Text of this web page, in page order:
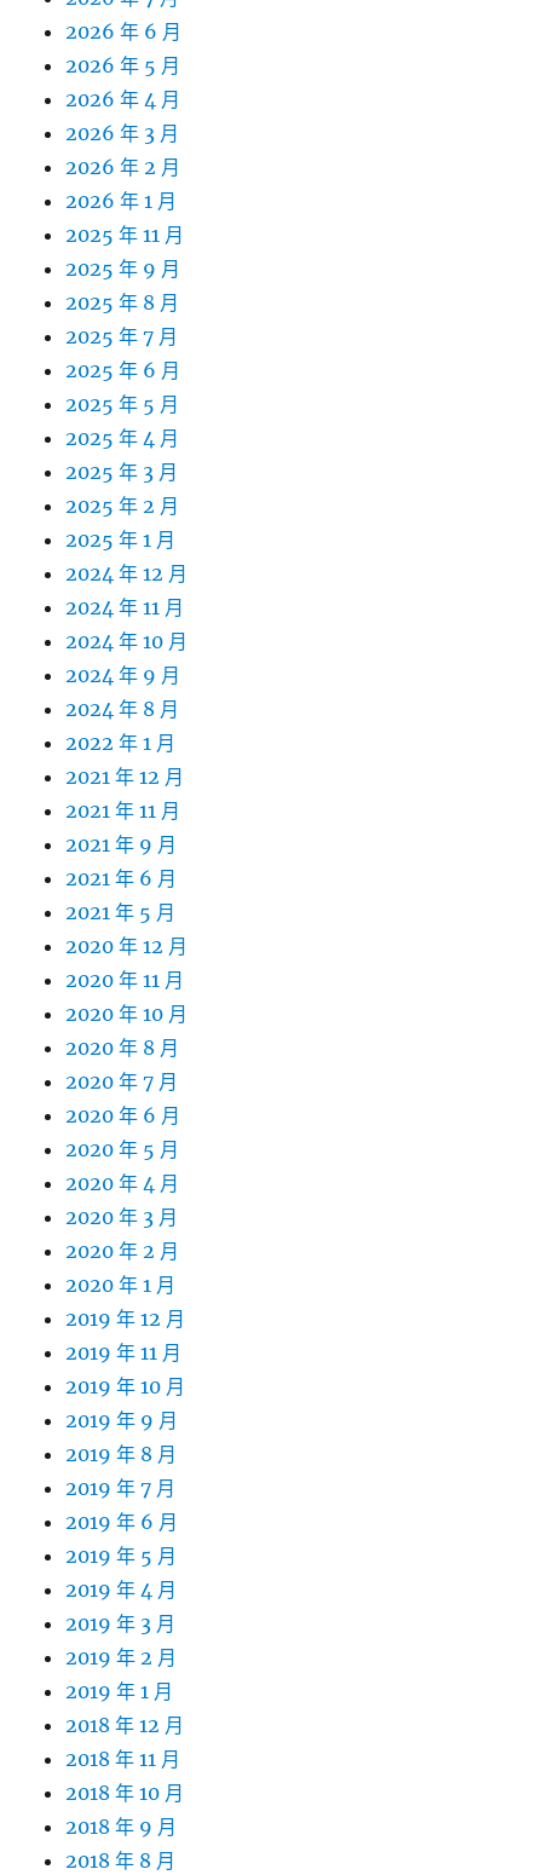
2026 年 6 月
2026 年 5 月
2026 年 4 月
2026 年 3 月
2026 年 2 月
2026 年 1 月
2025 年 11 月
2025 年 9 月
2025 年 8 月
2025 年 7 月
2025 年 6 月
2025 年 5 月
2025 年 4 月
2025 年 3 月
2025 年 2 月
2025 年 1 月
2024 年 12 月
2024 年 11 月
2024 年 10 月
2024 年 9 月
2024 年 8 月
2022 年 1 月
2021 年 12 月
2021 年 11 月
2021 年 9 月
2021 年 6 月
2021 年 5 月
2020 年 12 月
2020 年 11 月
2020 年 10 月
2020 年 8 月
2020 年 7 月
2020 年 6 月
2020 年 5 月
2020 年 4 月
2020 年 3 月
2020 年 2 月
2020 年 1 月
2019 年 12 月
2019 年 11 月
2019 年 10 月
2019 年 9 月
2019 年 8 月
2019 年 7 月
2019 年 6 月
2019 年 5 月
2019 年 4 月
2019 年 3 月
2019 年 2 月
2019 年 1 月
2018 年 12 月
2018 年 11 月
2018 年 10 月
2018 年 9 月
2018 年 8 月